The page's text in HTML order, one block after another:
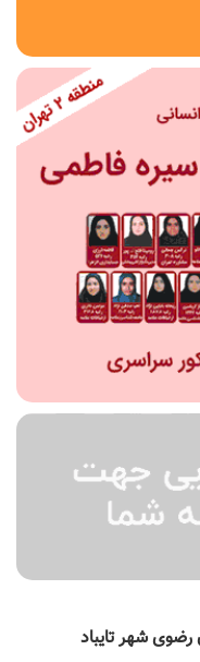
شهر تایباد